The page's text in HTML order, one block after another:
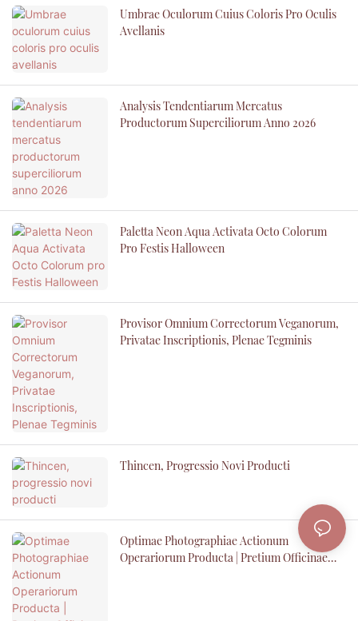
Umbrae Oculorum Cuius Coloris Pro Oculis
Avellanis
Analysis Tendentiarum Mercatus
Productorum Superciliorum Anno 2026
Paletta Neon Aqua Activata Octo Colorum
Pro Festis Halloween
Provisor Omnium Correctorum Veganorum,
Privatae Inscriptionis, Plenae Tegminis
Thincen, Progressio Novi Producti
Optimae Photographiae Actionum
Operariorum Producta | Pretium Officinae